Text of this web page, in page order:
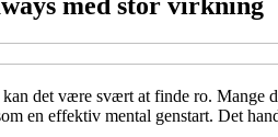
det være svært at finde ro. Mange
en effektiv mental genstart. Det